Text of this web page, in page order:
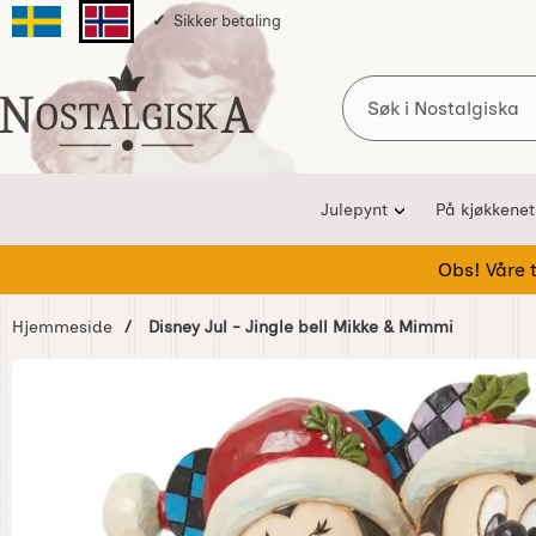
Svenska sidanNorska sidan
Sikker betaling
Startsiden for Nostalgiska
Søk
Julepynt På kjøkkenet
Obs! Våre
Hjemmeside Disney Jul - Jingle bell Mikke & Mimmi